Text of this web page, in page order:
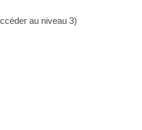
au niveau 3)